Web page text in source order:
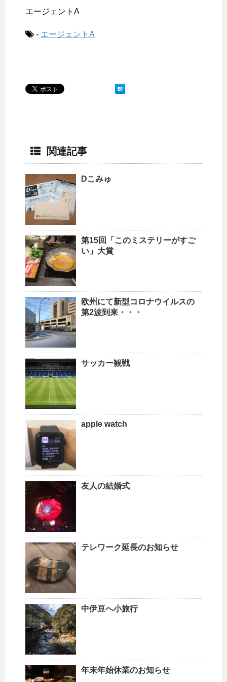
エージェントA
- エージェントA
関連記事
Dこみゅ
第15回「このミステリーがすご
い」大賞
欧州にて新型コロナウイルスの
第2波到来・・・
サッカー観戦
apple watch
友人の結婚式
テレワーク延長のお知らせ
中伊豆へ小旅行
年末年始休業のお知らせ